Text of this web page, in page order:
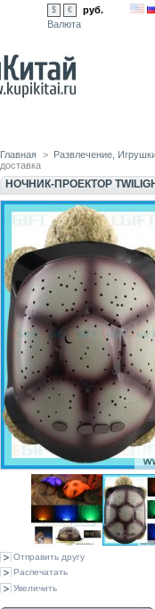
$ €
руб.
Валюта
Главная > Развлечение,
доставка
НОЧНИК-ПРОЕКТОР
Отправить другу
Распечатать
Увеличить